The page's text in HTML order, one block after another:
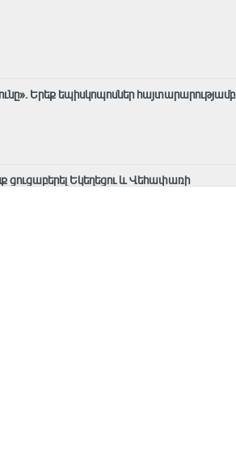
Երեք եպիսկոպոսներ հայտարարությամբ
ցուցաբերել Եկեղեցու և Վեհափառի